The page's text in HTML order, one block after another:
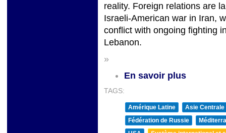
reality. Foreign relations are
Israeli-American war in Iran,
conflict with ongoing fighting
Lebanon.
»
En savoir plus
TAGS:
Amérique Latine
Asie Centrale
Fédération de Russie